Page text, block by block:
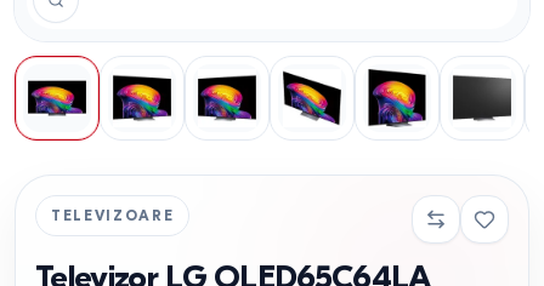
TELEVIZOARE
Televizor LG OLED65C64LA